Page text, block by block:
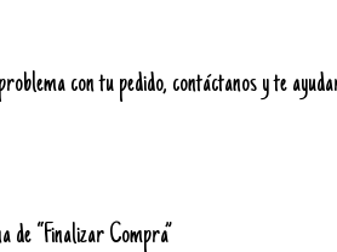
con tu pedido, contáctanos y te
de “Finalizar Compra”